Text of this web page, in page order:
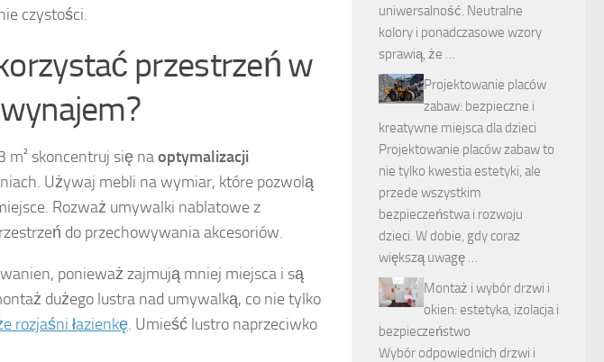
czystości.
przestrzeń w
wynajem?
m² skoncentruj się naoptymalizacji
Używaj mebli na wymiar, które pozwolą
Rozważ umywalki nablatowe z
do przechowywania akcesoriów.
ponieważ zajmują mniej miejsca i są
dużego lustra nad umywalką, co nie tylko
rozjaśni łazienkę. Umieść lustro naprzeciwko
uniwersalność. Neutralne
kolory i ponadczasowe wzory
sprawią, że …
Projektowanie placów
zabaw: bezpieczne i
kreatywne miejsca dla dzieci
Projektowanie placów zabaw to
nie tylko kwestia estetyki, ale
przede wszystkim
bezpieczeństwa i rozwoju
dzieci. W dobie, gdy coraz
większą uwagę …
Montaż i wybór drzwi i
okien: estetyka, izolacja i
bezpieczeństwo
Wybór odpowiednich drzwi i